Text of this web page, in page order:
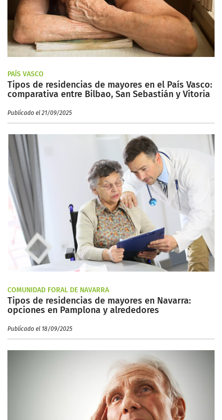
PAÍS VASCO
Tipos de residencias de mayores en el País Vasco:
comparativa entre Bilbao, San Sebastián y Vitoria
Publicado el 21/09/2025
COMUNIDAD FORAL DE NAVARRA
Tipos de residencias de mayores en Navarra:
opciones en Pamplona y alrededores
Publicado el 18/09/2025